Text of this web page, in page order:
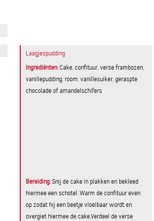
Laagjespudding
Ingrediënten:​Cake, confituur, verse frambozen,
vanillepudding, room, vanillesuiker, geraspte
chocolade of amandelschifers
Bereiding:Snij de cake in plakken en bekleed
hiermee een schotel. Warm de confituur even
op zodat hij een beetje vloeibaar wordt en
overgiet hiermee de cake.Verdeel de verse